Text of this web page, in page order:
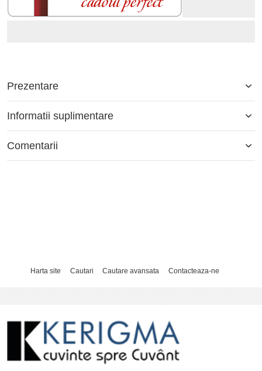
Prezentare
Informatii suplimentare
Comentarii
Harta site Cautari Cautare avansata Contacteaza-ne